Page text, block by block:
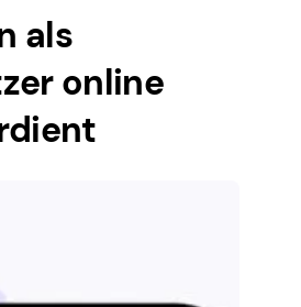
als
online